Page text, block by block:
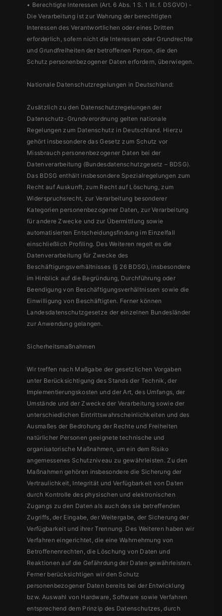
• Berechtigte Interessen (Art. 6 Abs. 1 S. 1 lit. f. DSGVO) -
Die Verarbeitung ist zur Wahrung der berechtigten
Interessen des Verantwortlichen oder eines Dritten
erforderlich, sofern nicht die Interessen oder Grundrechte
und Grundfreiheiten der betroffenen Person, die den
Schutz personenbezogener Daten erfordern, überwiegen.
Nationale Datenschutzregelungen in Deutschland:
Zusätzlich zu den Datenschutzregelungen der
Datenschutz-Grundverordnung gelten nationale
Regelungen zum Datenschutz in Deutschland. Hierzu
gehört insbesondere das Gesetz zum Schutz vor
Missbrauch personenbezogener Daten bei der
Datenverarbeitung (Bundesdatenschutzgesetz – BDSG).
Das BDSG enthält insbesondere Spezialregelungen zum
Recht auf Auskunft, zum Recht auf Löschung, zum
Widerspruchsrecht, zur Verarbeitung besonderer
Kategorien personenbezogener Daten, zur Verarbeitung
für andere Zwecke und zur Übermittlung sowie
automatisierten Entscheidungsfindung im Einzelfall
einschließlich Profiling. Des Weiteren regelt es die
Datenverarbeitung für Zwecke des
Beschäftigungsverhältnisses (§ 26 BDSG), insbesondere
im Hinblick auf die Begründung, Durchführung oder
Beendigung von Beschäftigungsverhältnissen sowie die
Einwilligung von Beschäftigten. Ferner können
Landesdatenschutzgesetze der einzelnen Bundesländer
zur Anwendung gelangen.
Sicherheitsmaßnahmen
Wir treffen nach Maßgabe der gesetzlichen Vorgaben
unter Berücksichtigung des Stands der Technik, der
Implementierungskosten und der Art, des Umfangs, der
Umstände und der Zwecke der Verarbeitung sowie der
unterschiedlichen Eintrittswahrscheinlichkeiten und des
Ausmaßes der Bedrohung der Rechte und Freiheiten
natürlicher Personen geeignete technische und
organisatorische Maßnahmen, um ein dem Risiko
angemessenes Schutzniveau zu gewährleisten. Zu den
Maßnahmen gehören insbesondere die Sicherung der
Vertraulichkeit, Integrität und Verfügbarkeit von Daten
durch Kontrolle des physischen und elektronischen
Zugangs zu den Daten als auch des sie betreffenden
Zugriffs, der Eingabe, der Weitergabe, der Sicherung der
Verfügbarkeit und ihrer Trennung. Des Weiteren haben wir
Verfahren eingerichtet, die eine Wahrnehmung von
Betroffenenrechten, die Löschung von Daten und
Reaktionen auf die Gefährdung der Daten gewährleisten.
Ferner berücksichtigen wir den Schutz
personenbezogener Daten bereits bei der Entwicklung
bzw. Auswahl von Hardware, Software sowie Verfahren
entsprechend dem Prinzip des Datenschutzes, durch